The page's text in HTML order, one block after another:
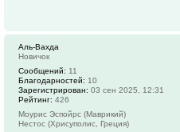
Аль-Вахда
Новичок
Сообщений: 11
Благодарностей: 10
Зарегистрирован: 03 сен 2025, 12:31
Рейтинг: 426
Моурис Эспойрс (Маврикий)
Нестос (Хрисуполис, Греция)